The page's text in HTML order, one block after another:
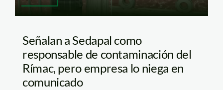
Señalan a Sedapal como
responsable de contaminación del
Rímac, pero empresa lo niega en
comunicado